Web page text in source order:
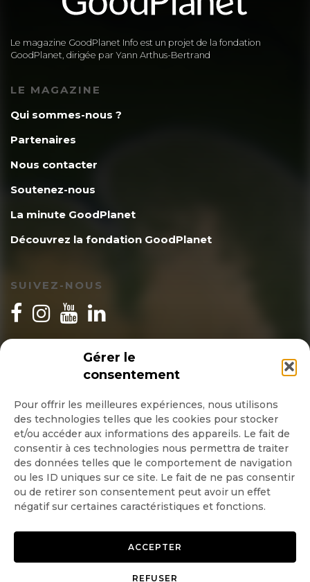
Gérer le
consentement
Pour offrir les meilleures expériences, nous utilisons
des technologies telles que les cookies pour stocker
et/ou accéder aux informations des appareils. Le fait de
consentir à ces technologies nous permettra de traiter
des données telles que le comportement de navigation
ou les ID uniques sur ce site. Le fait de ne pas consentir
ou de retirer son consentement peut avoir un effet
négatif sur certaines caractéristiques et fonctions.
ACCEPTER
REFUSER
Le magazine GoodPlanet Info est un projet de la fondation
GoodPlanet, dirigée par Yann Arthus-Bertrand
LE MAGAZINE
Qui sommes-nous ?
Partenaires
Nous contacter
Soutenez-nous
La minute GoodPlanet
Découvrez la fondation GoodPlanet
SUIVEZ-NOUS
INSCRIPTION NEWSLETTER
Quotidienne
Hebdo
OK